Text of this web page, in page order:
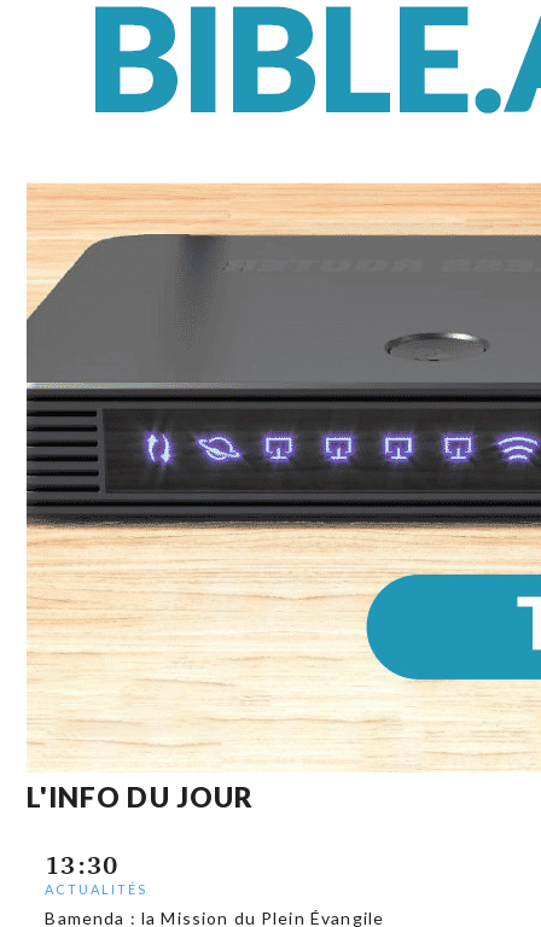
L'INFO DU JOUR
13:30
ACTUALITÉS
Bamenda : la Mission du Plein Évangile